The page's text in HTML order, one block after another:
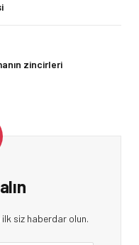
zincirleri
siz haberdar olun.